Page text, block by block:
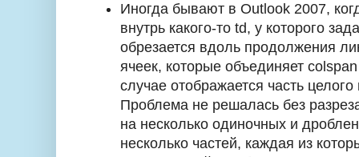
Иногда бывают в Outlook 2007,
внутрь какого-то td, у которого
обрезается вдоль продолжения
ячеек, которые объединяет
случае отображается часть
Проблема не решалась без
на несколько одиночных и
несколько частей, каждая из